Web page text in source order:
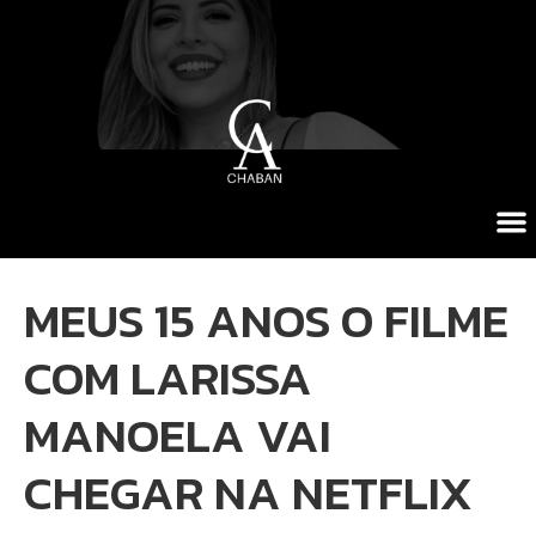
MEUS 15 ANOS O FILME
COM LARISSA
MANOELA VAI
CHEGAR NA NETFLIX